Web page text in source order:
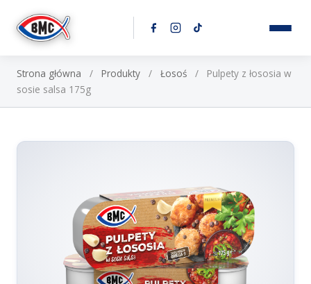
Strona główna / Produkty / Łosoś /
Pulpety z łososia w
sosie salsa 175g